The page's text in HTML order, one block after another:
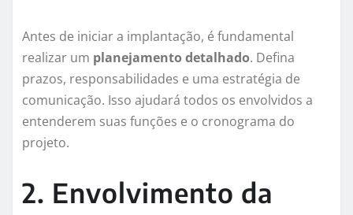
Antes de iniciar a implantação, é fundamental
realizar um planejamento detalhado. Defina
prazos, responsabilidades e uma estratégia de
comunicação. Isso ajudará todos os envolvidos a
entenderem suas funções e o cronograma do
projeto.
2. Envolvimento da